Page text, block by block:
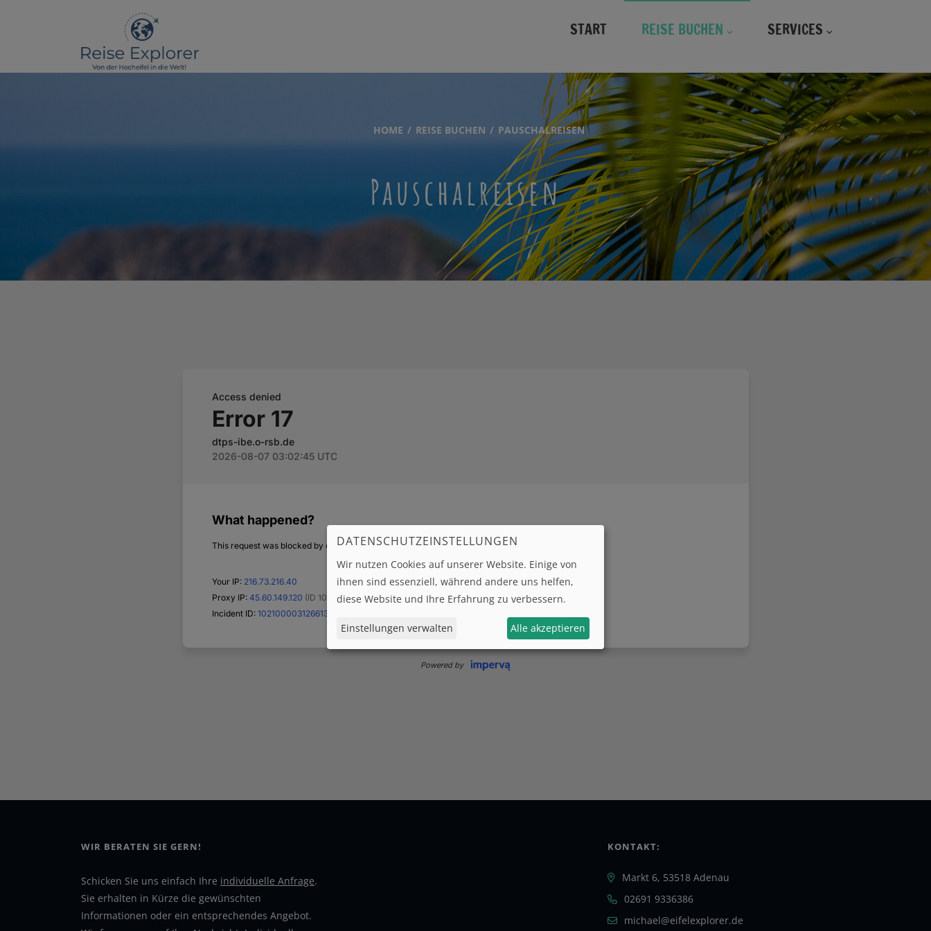
START REISE BUCHEN SERVICES
HOME REISE BUCHEN PAUSCHALREISEN
Pauschalreisen
WIR BERATEN SIE GERN!
Schicken Sie uns einfach Ihre individuelle Anfrage.
Sie erhalten in Kürze die gewünschten
Informationen oder ein entsprechendes Angebot.
KONTAKT:
Markt 6, 53518 Adenau
02691 9336386
michael@eifelexplorer.de
DATENSCHUTZEINSTELLUNGEN
Wir nutzen Cookies auf unserer Website. Einige von
ihnen sind essenziell, während andere uns helfen,
diese Website und Ihre Erfahrung zu verbessern.
Einstellungen verwalten Alle akzeptieren